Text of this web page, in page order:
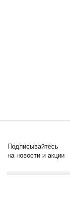
Подписывайтесь
на новости и акции